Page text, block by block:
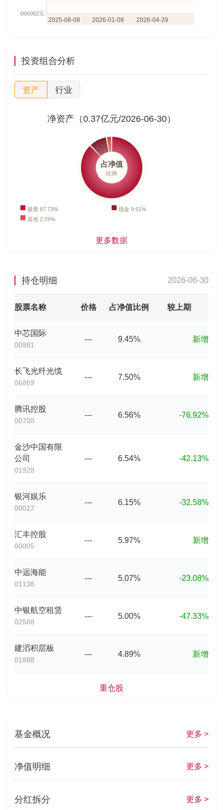
投资组合分析
资产 行业
净资产（0.37亿元/2026-06-30）
更多数据
持仓明细 2026-06-30
股票名称 价格 占净值比例 较上期
中芯国际
00981
--- 9.45% 新增
长飞光纤光缆
06869
--- 7.50% 新增
腾讯控股
00700
--- 6.56% -76.92%
金沙中国有限
公司
01928
--- 6.54% -42.13%
银河娱乐
00027
--- 6.15% -32.58%
汇丰控股
00005
--- 5.97% 新增
中远海能
01138
--- 5.07% -23.08%
中银航空租赁
02588
--- 5.00% -47.33%
建滔积层板
01888
--- 4.89% 新增
重仓股
基金概况 更多 >
净值明细 更多 >
分红拆分 更多 >